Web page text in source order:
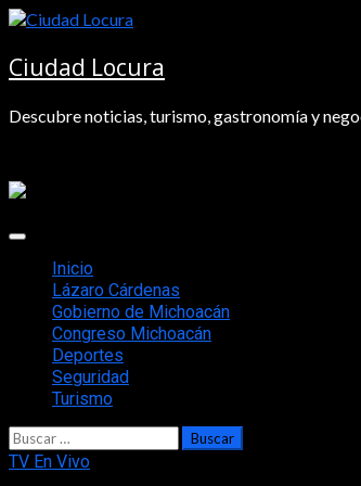
Saltar
contenido
Ciudad Locura
Descubre noticias, turismo, gastronomía y
Menú
principalInicio
Lázaro Cárdenas
Gobierno de Michoacán
Congreso Michoacán
Deportes
Seguridad
Turismo
Buscar:
TV En Vivo